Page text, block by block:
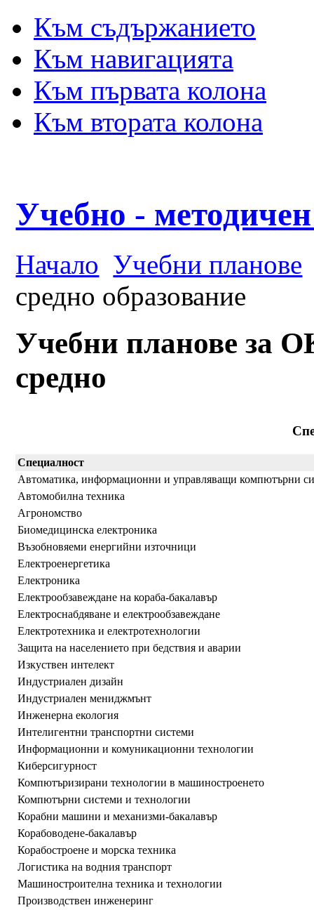
Към съдържанието
Към навигацията
Към първата колона
Към втората колона
Учебно -
Начало Учебни планове
средно образование
Учебни планове за
средно
Специалност
Автоматика, информационни и управляващи компютърни
Автомобилна техника
Агрономство
Биомедицинска електроника
Възобновяеми енергийни източници
Електроенергетика
Електроника
Електрообзавеждане на кораба-бакалавър
Електроснабдяване и електрообзавеждане
Електротехника и електротехнологии
Защита на населението при бедствия и аварии
Изкуствен интелект
Индустриален дизайн
Индустриален мениджмънт
Инженерна екология
Интелигентни транспортни системи
Информационни и комуникационни технологии
Киберсигурност
Компютъризирани технологии в машиностроенето
Компютърни системи и технологии
Корабни машини и механизми-бакалавър
Корабоводене-бакалавър
Корабостроене и морска техника
Логистика на водния транспорт
Машиностроителна техника и технологии
Производствен инженеринг